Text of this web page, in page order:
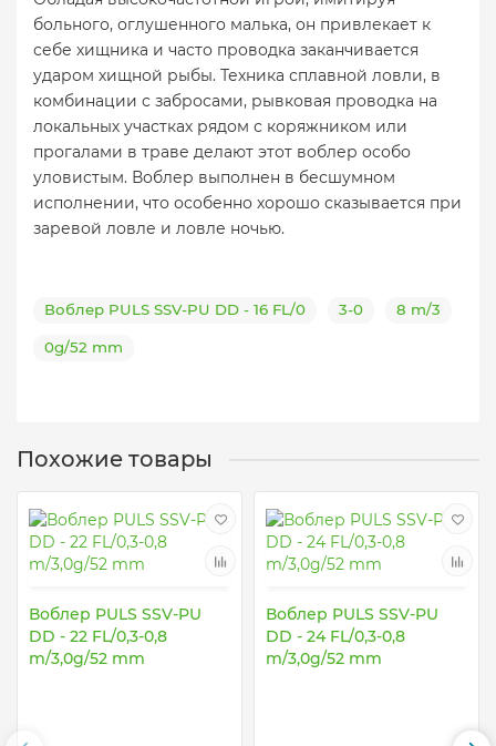
больного, оглушенного малька, он привлекает к
себе хищника и часто проводка заканчивается
ударом хищной рыбы. Техника сплавной ловли, в
комбинации с забросами, рывковая проводка на
локальных участках рядом с коряжником или
прогалами в траве делают этот воблер особо
уловистым. Воблер выполнен в бесшумном
исполнении, что особенно хорошо сказывается при
заревой ловле и ловле ночью.
Воблер PULS SSV-PU DD - 16 FL/0 3-0 8 m/3
0g/52 mm
Похожие товары
Воблер PULS SSV-PU
DD - 22 FL/0,3-0,8
m/3,0g/52 mm
Воблер PULS SSV-PU
DD - 24 FL/0,3-0,8
m/3,0g/52 mm